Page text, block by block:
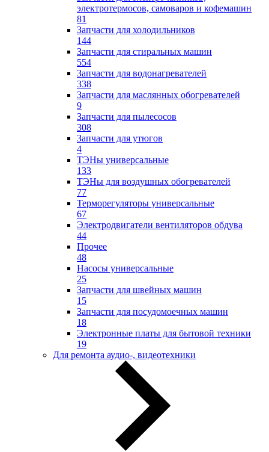
электротермосов, самоваров и кофемашин
81
Запчасти для холодильников
144
Запчасти для стиральных машин
554
Запчасти для водонагревателей
338
Запчасти для маслянных обогревателей
9
Запчасти для пылесосов
308
Запчасти для утюгов
4
ТЭНы универсальные
133
ТЭНы для воздушных обогревателей
77
Терморегуляторы универсальные
67
Электродвигатели вентиляторов обдува
44
Прочее
48
Насосы универсальные
25
Запчасти для швейных машин
15
Запчасти для посудомоечных машин
18
Электронные платы для бытовой техники
19
Для ремонта аудио-, видеотехники